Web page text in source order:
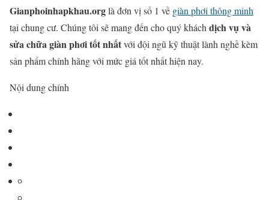
Gianphoinhapkhau.orglà đơn vị số 1 về giàn phơi thông minh
tại chung cư. Chúng tôi sẽ mang đến cho quý khách dịch vụ và
sửa chữa giàn phơi tốt nhấtvới đội ngũ kỹ thuật lành nghề kèm
sản phẩm chính hãng với mức giá tốt nhất hiện nay.
Nội dung chính